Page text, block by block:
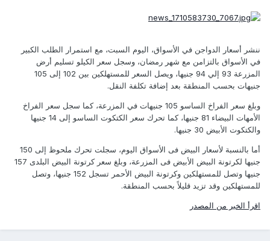
ننشر أسعار الدواجن في الأسواق، اليوم السبت، مع استمرار الطلب الكبير
في الأسواق بالتزامن مع شهر رمضان، وسجل سعر الكيلو تسليم أرض
المزرعة 93 إلي 94 جنيها، ويصل السعر للمستهلكين بين 102 إلى 105
جنيهات بحسب المنطقة بعد إضافة تكلفة النقل.
وبلغ سعر الفراخ الساسو 105 جنيهات في المزرعة، كما سجل سعر الفراخ
الأمهات البيضاء 81 جنيها، كما تحرك سعر الكتكوت الساسو إلى 14 جنيها
والكتكوت الأبيض 30 جنيها.
أما بالنسبة لأسعار البيض فى الأسواق اليوم، سجلت تحرك ملحوظ إلى 150
جنيها لكرتونة البيض الأبيض فى المزرعة، وبلغ سعر كرتونة البيض البلدى 157
جنيها وتصل للمستهلكين وكرتونة البيض الأحمر تسجل 152 جنيها، وتصل
للمستهلكين وقد تزيد قليلاً بحسب المنطقة.
اقرأ الخبر من المصدر